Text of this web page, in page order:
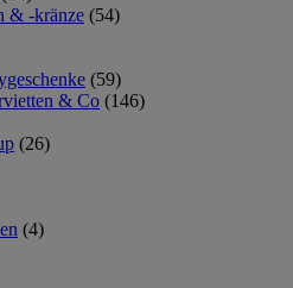
& -kränze (54)
(59)
& Co (146)
(26)
(4)